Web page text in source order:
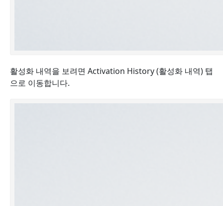
활성화 내역을 보려면 Activation History (활성화 내역) 탭
으로 이동합니다.